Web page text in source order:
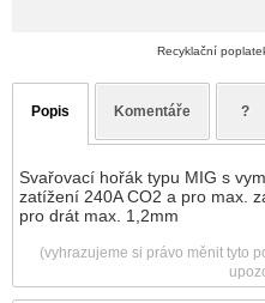
Recyklační
Popis Komentáře ?
Svařovací hořák typu MIG s
zatížení 240A CO2 a pro max.
pro drát max. 1,2mm
(vyhrazujeme si právo měnit tyto